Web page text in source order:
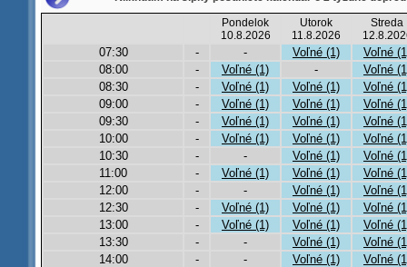
Pondelok
10.8.2026
Utorok
11.8.2026
Streda
07:30 - - Voľné (1)
Voľné
08:00
- Voľné (1) -
Voľné
08:30
- Voľné (1) Voľné (1)
Voľné
09:00
- Voľné (1) Voľné (1)
Voľné
09:30
- Voľné (1) Voľné (1)
Voľné
10:00
- Voľné (1) Voľné (1)
Voľné
10:30
- - Voľné (1)
Voľné
11:00
- Voľné (1) Voľné (1)
Voľné
12:00
- - Voľné (1)
Voľné
12:30
- Voľné (1) Voľné (1)
Voľné
13:00
- Voľné (1) Voľné (1)
Voľné
13:30
- - Voľné (1)
Voľné
14:00
- - Voľné (1)
Voľné